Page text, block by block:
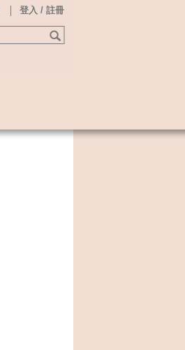
登入 / 註冊